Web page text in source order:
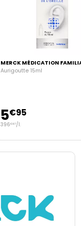
MERCK MÉDICATION
Aurigoutte 15ml
5€95
396€67/l.